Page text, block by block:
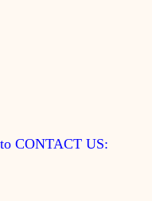
CONTACT US: